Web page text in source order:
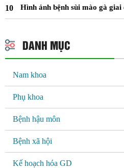
Hình ảnh bệnh sùi mào gà
DANH MỤC
Nam khoa
Phụ khoa
Bệnh hậu môn
Bệnh xã hội
Kế hoạch hóa GD